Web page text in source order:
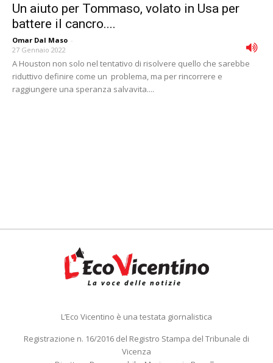
Un aiuto per Tommaso, volato in Usa per
battere il cancro....
Omar Dal Maso -
27 Gennaio 2022
A Houston non solo nel tentativo di risolvere quello che sarebbe
riduttivo definire come un problema, ma per rincorrere e
raggiungere una speranza salvavita....
L’Eco Vicentino è una testata giornalistica
Registrazione n. 16/2016 del Registro Stampa del Tribunale di
Vicenza